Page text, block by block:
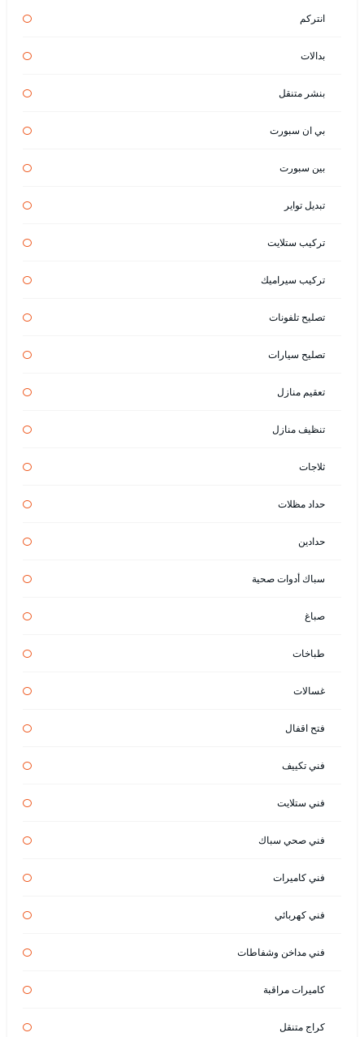
انتركم
بدالات
بنشر متنقل
بي ان سبورت
بين سبورت
تبديل تواير
تركيب ستلايت
تركيب سيراميك
تصليح تلفونات
تصليح سيارات
تعقيم منازل
تنظيف منازل
ثلاجات
حداد مظلات
حدادين
سباك أدوات صحية
صباغ
طباخات
غسالات
فتح اقفال
فني تكييف
فني ستلايت
فني صحي سباك
فني كاميرات
فني كهربائي
فني مداخن وشفاطات
كاميرات مراقبة
كراج متنقل